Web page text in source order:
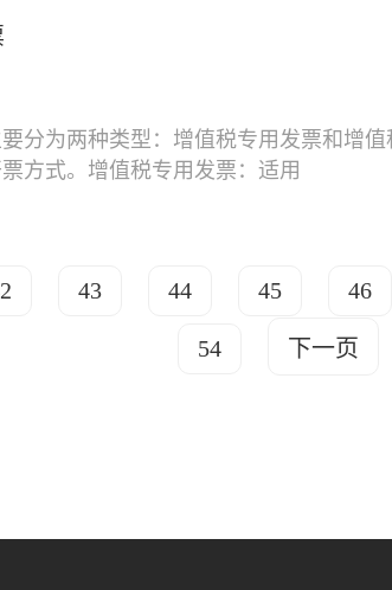
分为两种类型：增值税专用发票和增
方式。增值税专用发票：适用
43 44 45 46
54 下一页